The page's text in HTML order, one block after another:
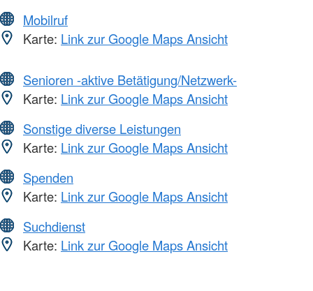
Mobilruf
Karte: Link zur Google Maps Ansicht
Senioren -aktive Betätigung/Netzwerk-
Karte: Link zur Google Maps Ansicht
Sonstige diverse Leistungen
Karte: Link zur Google Maps Ansicht
Spenden
Karte: Link zur Google Maps Ansicht
Suchdienst
Karte: Link zur Google Maps Ansicht